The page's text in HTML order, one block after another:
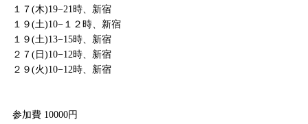
１７(木)19−21時、新宿
１９(土)10−１２時、新宿
１９(土)13−15時、新宿
２７(日)10−12時、新宿
２９(火)10−12時、新宿
参加費 10000円